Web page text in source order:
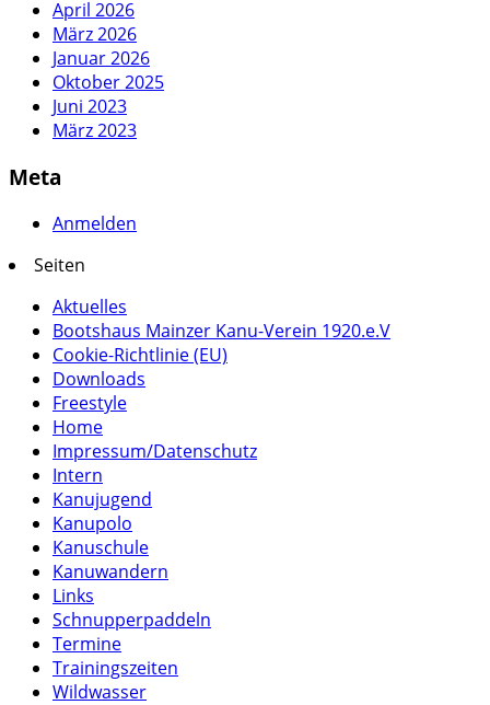
April 2026
März 2026
Januar 2026
Oktober 2025
Juni 2023
März 2023
Meta
Anmelden
Seiten
Aktuelles
Bootshaus Mainzer Kanu-Verein 1920.e.V
Cookie-Richtlinie (EU)
Downloads
Freestyle
Home
Impressum/Datenschutz
Intern
Kanujugend
Kanupolo
Kanuschule
Kanuwandern
Links
Schnupperpaddeln
Termine
Trainingszeiten
Wildwasser